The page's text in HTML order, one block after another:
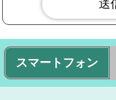
スマートフォン